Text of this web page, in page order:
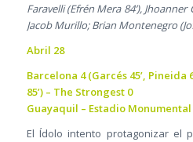
Faravelli (Efrén Mera 84’), Jhoanner
Jacob Murillo; Brian Montenegro
Abril 28
Barcelona 4 (Garcés 45’, Pineida
85’) – The Strongest 0
Guayaquil – Estadio Monumental
El Ídolo intento protagonizar el